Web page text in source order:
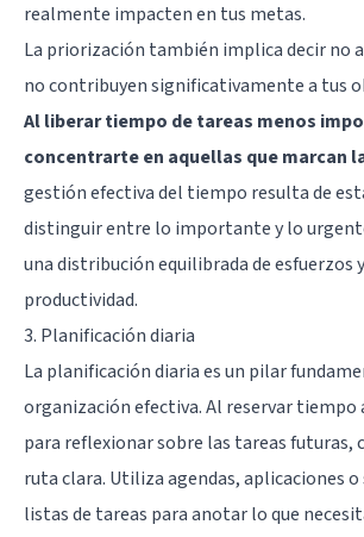
realmente impacten en tus metas.
La priorización también implica decir no
no contribuyen significativamente a tus
Al liberar tiempo de tareas menos
concentrarte en aquellas que marcan
gestión efectiva del tiempo resulta de
distinguir entre lo importante y lo
una distribución equilibrada de esfuerzos
productividad.
3. Planificación diaria
La planificación diaria es un pilar
organización efectiva. Al reservar tiempo
para reflexionar sobre las tareas futuras,
ruta clara. Utiliza agendas, aplicaciones
listas de tareas para anotar lo que